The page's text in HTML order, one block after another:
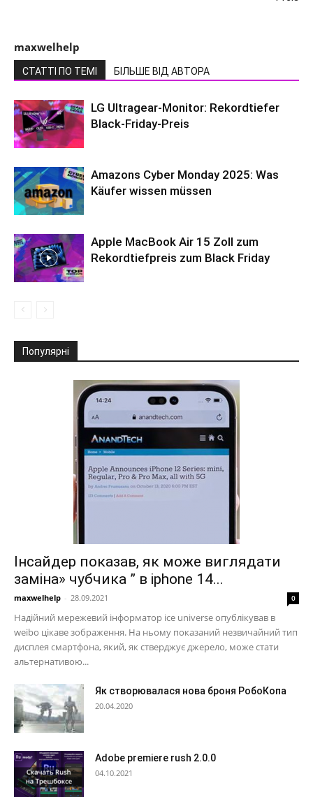
maxwelhelp
СТАТТІ ПО ТЕМІ БІЛЬШЕ ВІД АВТОРА
LG Ultragear-Monitor: Rekordtiefer
Black-Friday-Preis
Amazons Cyber Monday 2025: Was
Käufer wissen müssen
Apple MacBook Air 15 Zoll zum
Rekordtiefpreis zum Black Friday
Популярні
Інсайдер показав, як може виглядати
заміна» чубчика ” в iphone 14...
maxwelhelp - 28.09.2021 0
Надійний мережевий інформатор ice universe опублікував в
weibo цікаве зображення. На ньому показаний незвичайний тип
дисплея смартфона, який, як стверджує джерело, може стати
альтернативою...
Як створювалася нова броня РобоКопа
20.04.2020
Adobe premiere rush 2.0.0
04.10.2021